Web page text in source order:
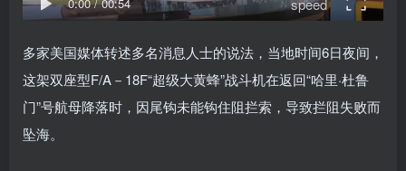
speed
多家美国媒体转述多名消息人士的说法，当地时间6日夜间，
这架双座型F/A－18F“超级大黄蜂”战斗机在返回“哈里·杜鲁
门”号航母降落时，因尾钩未能钩住阻拦索，导致拦阻失败而
坠海。